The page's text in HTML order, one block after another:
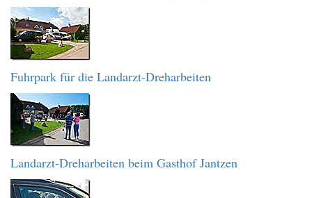
Fuhrpark für die Landarzt-Dreharbeiten
Landarzt-Dreharbeiten beim Gasthof Jantzen